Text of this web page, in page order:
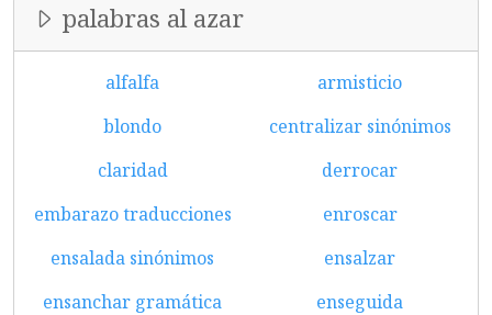
palabras al azar
alfalfa
armisticio
blondo
centralizar sinónimos
claridad
derrocar
embarazo traducciones
enroscar
ensalada sinónimos
ensalzar
ensanchar gramática
enseguida